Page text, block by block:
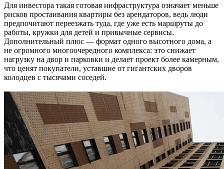
Для инвестора такая готовая инфраструктура означает меньше
рисков простаивания квартиры без арендаторов, ведь люди
предпочитают переезжать туда, где уже есть маршруты до
работы, кружки для детей и привычные сервисы.
Дополнительный плюс — формат одного высотного дома, а
не огромного многоочередного комплекса: это снижает
нагрузку на двор и парковки и делает проект более камерным,
что ценят покупатели, уставшие от гигантских дворов
колодцев с тысячами соседей.